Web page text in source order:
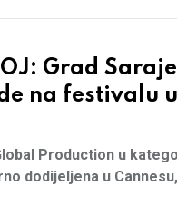
Grad
na festivalu u
Production u
dodijeljena u Cannesu,